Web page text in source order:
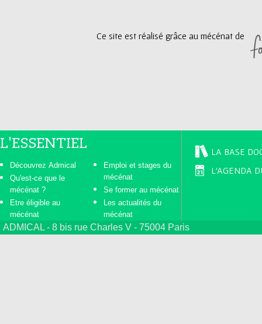
Ce site est réalisé grâce au mécénat de
L'ESSENTIEL
Découvrez Admical
Qu'est-ce que le
mécénat ?
Etre éligible au
mécénat
Emploi et stages du
mécénat
Se former au mécénat
Les actualités du
mécénat
LA BASE
L'AGENDA
ADMICAL - 8 bis rue Charles V - 75004 Paris